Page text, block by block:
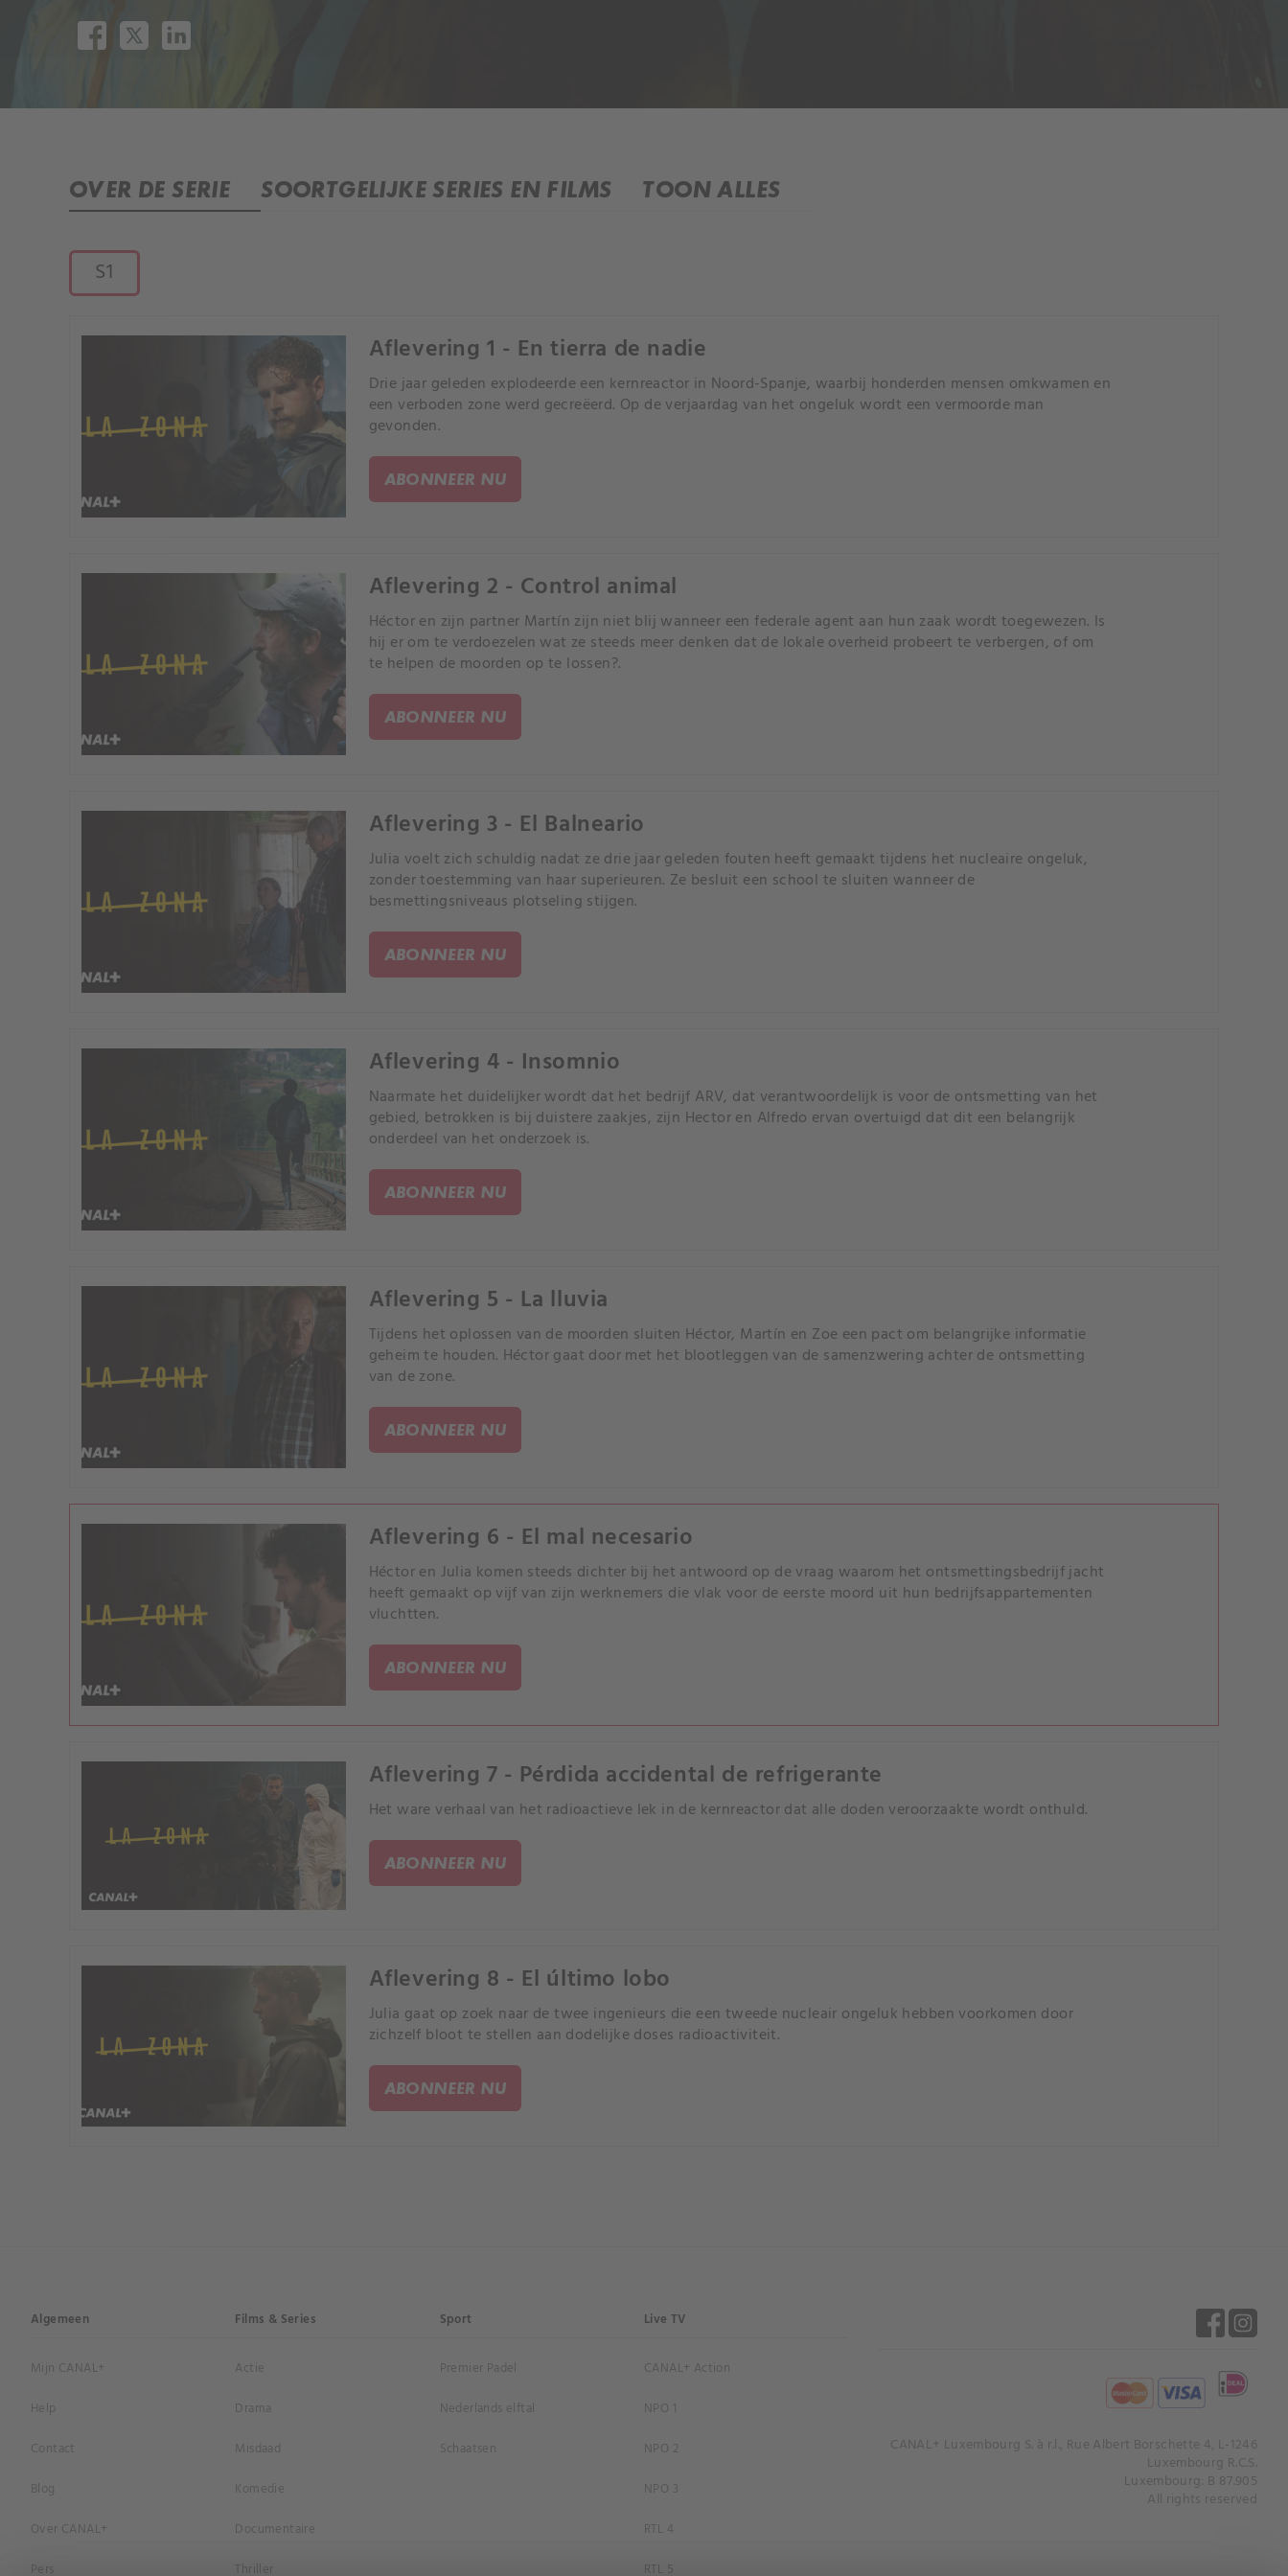
OVER DE SERIE SOORTGELIJKE SERIES EN FILMS TOON ALLES
S1
Aflevering 1 - En tierra de nadie
Drie jaar geleden explodeerde een kernreactor in Noord-Spanje, waarbij honderden mensen omkwamen en
een verboden zone werd gecreëerd. Op de verjaardag van het ongeluk wordt een vermoorde man
gevonden.
ABONNEER NU
Aflevering 2 - Control animal
Héctor en zijn partner Martín zijn niet blij wanneer een federale agent aan hun zaak wordt toegewezen. Is
hij er om te verdoezelen wat ze steeds meer denken dat de lokale overheid probeert te verbergen, of om
te helpen de moorden op te lossen?.
ABONNEER NU
Aflevering 3 - El Balneario
Julia voelt zich schuldig nadat ze drie jaar geleden fouten heeft gemaakt tijdens het nucleaire ongeluk,
zonder toestemming van haar superieuren. Ze besluit een school te sluiten wanneer de
besmettingsniveaus plotseling stijgen.
ABONNEER NU
Aflevering 4 - Insomnio
Naarmate het duidelijker wordt dat het bedrijf ARV, dat verantwoordelijk is voor de ontsmetting van het
gebied, betrokken is bij duistere zaakjes, zijn Hector en Alfredo ervan overtuigd dat dit een belangrijk
onderdeel van het onderzoek is.
ABONNEER NU
Aflevering 5 - La lluvia
Tijdens het oplossen van de moorden sluiten Héctor, Martín en Zoe een pact om belangrijke informatie
geheim te houden. Héctor gaat door met het blootleggen van de samenzwering achter de ontsmetting
van de zone.
ABONNEER NU
Aflevering 6 - El mal necesario
Héctor en Julia komen steeds dichter bij het antwoord op de vraag waarom het ontsmettingsbedrijf jacht
heeft gemaakt op vijf van zijn werknemers die vlak voor de eerste moord uit hun bedrijfsappartementen
vluchtten.
ABONNEER NU
Aflevering 7 - Pérdida accidental de refrigerante
Het ware verhaal van het radioactieve lek in de kernreactor dat alle doden veroorzaakte wordt onthuld.
ABONNEER NU
Aflevering 8 - El último lobo
Julia gaat op zoek naar de twee ingenieurs die een tweede nucleair ongeluk hebben voorkomen door
zichzelf bloot te stellen aan dodelijke doses radioactiviteit.
ABONNEER NU
Algemeen
Mijn CANAL+
Help
Contact
Blog
Over CANAL+
Pers
Films & Series
Actie
Drama
Misdaad
Komedie
Documentaire
Thriller
Sport
Premier Padel
Nederlands elftal
Schaatsen
Live TV
CANAL+ Action
NPO 1
NPO 2
NPO 3
RTL 4
RTL 5
CANAL+ Luxembourg S. à r.l., Rue Albert Borschette 4, L-1246
Luxembourg R.C.S.
Luxembourg: B 87.905
All rights reserved